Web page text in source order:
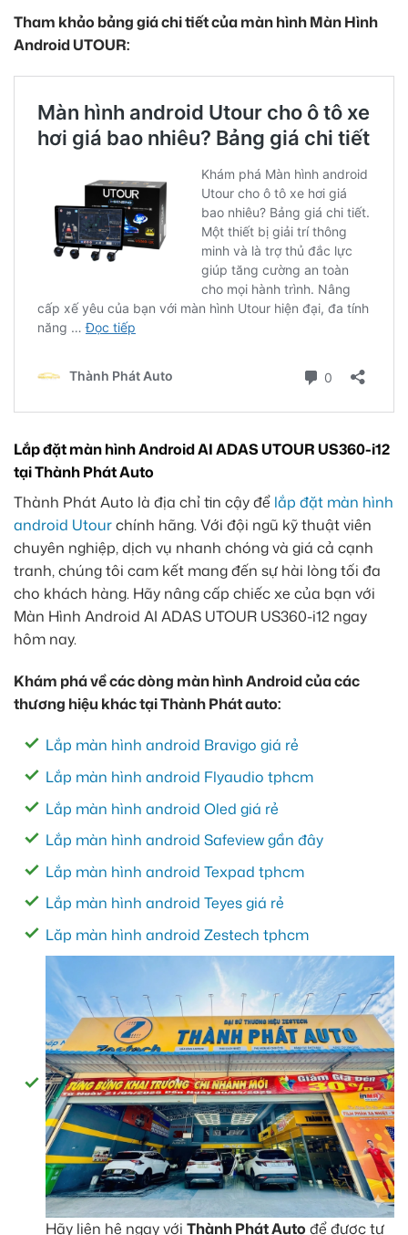
Tham khảo bảng giá chi tiết của màn hình Màn Hình
Android UTOUR:
Lắp đặt màn hình Android AI ADAS UTOUR US360-i12
tại Thành Phát Auto
Thành Phát Auto là địa chỉ tin cậy để lắp đặt màn hình
android Utourchính hãng. Với đội ngũ kỹ thuật viên
chuyên nghiệp, dịch vụ nhanh chóng và giá cả cạnh
tranh, chúng tôi cam kết mang đến sự hài lòng tối đa
cho khách hàng. Hãy nâng cấp chiếc xe của bạn với
Màn Hình Android AI ADAS UTOUR US360-i12 ngay
hôm nay.
Khám phá về các dòng màn hình Android của các
thương hiệu khác tại Thành Phát auto:
Lắp màn hình android Bravigo giá rẻ
Lắp màn hình android Flyaudio tphcm
Lắp màn hình android Oled giá rẻ
Lắp màn hình android Safeview gần đây
Lắp màn hình android Texpad tphcm
Lắp màn hình android Teyes giá rẻ
Lăp màn hình android Zestech tphcm
Hãy liên hệ ngay với Thành Phát Auto để được tư